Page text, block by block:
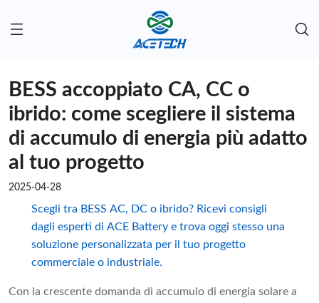
BESS accoppiato CA, CC o
ibrido: come scegliere il sistema
di accumulo di energia più adatto
al tuo progetto
2025-04-28
Scegli tra BESS AC, DC o ibrido? Ricevi consigli
dagli esperti di ACE Battery e trova oggi stesso una
soluzione personalizzata per il tuo progetto
commerciale o industriale.
Con la crescente domanda di accumulo di energia solare a